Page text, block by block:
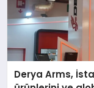
Derya Arms,